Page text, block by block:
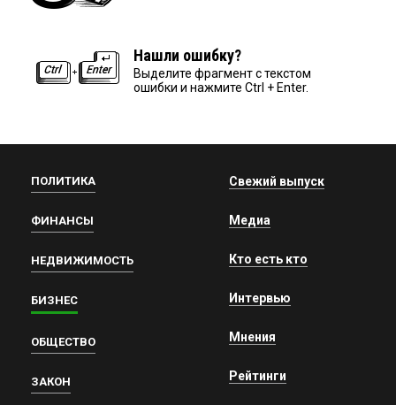
Нашли ошибку?
Выделите фрагмент с текстом
ошибки и нажмите Ctrl + Enter.
ПОЛИТИКА
ФИНАНСЫ
НЕДВИЖИМОСТЬ
БИЗНЕС
ОБЩЕСТВО
ЗАКОН
Свежий выпуск
Медиа
Кто есть кто
Интервью
Мнения
Рейтинги